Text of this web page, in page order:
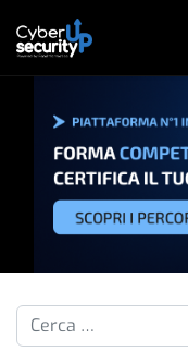
Cerca nelle pillole...